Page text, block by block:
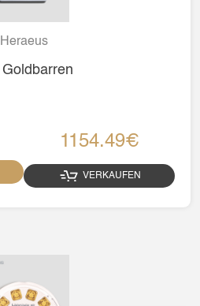
Heraeus
1154.49€
VERKAUFEN